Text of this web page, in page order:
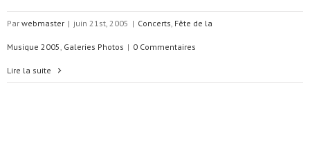
Par webmaster | juin 21st, 2005 | Concerts, Fête de la
Musique 2005, Galeries Photos | 0 Commentaires
Lire la suite